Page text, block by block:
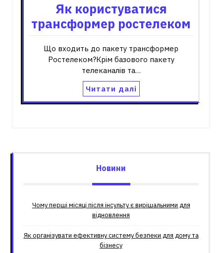
Як користуватися
трансформер ростелеком
Що входить до пакету трансформер
Ростелеком?Крім базового пакету
телеканалів та…
Читати далі
Новини
Чому перші місяці після інсульту є вирішальними для
відновлення
Як організувати ефективну систему безпеки для дому та
бізнесу